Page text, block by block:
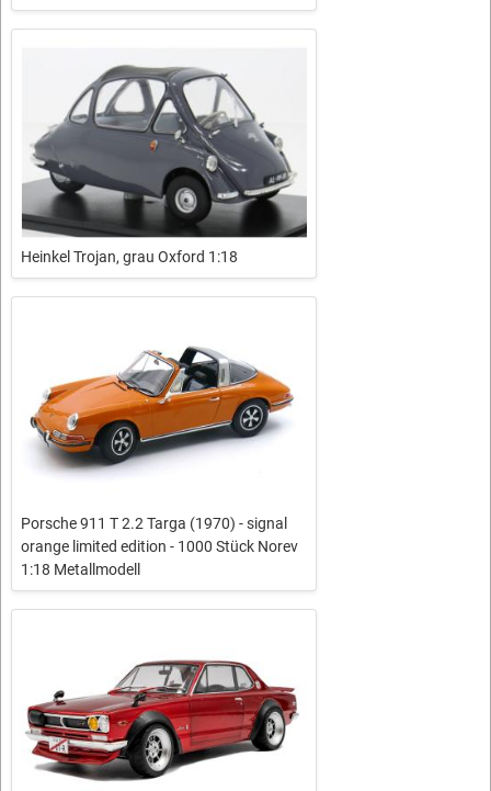
Heinkel Trojan, grau Oxford 1:18
Porsche 911 T 2.2 Targa (1970) - signal
orange limited edition - 1000 Stück Norev
1:18 Metallmodell